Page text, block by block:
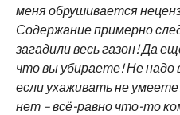
меня обрушивается
Содержание примерно
загадили весь газон! Да
что вы убираете! Не надо
если ухаживать не
нет – всё-равно что-то